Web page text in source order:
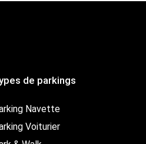
de parkings
Navette
Voiturier